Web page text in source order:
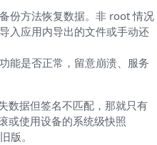
份方法恢复数据。非 root 情况
入应用内导出的文件或手动还
能是否正常，留意崩溃、服务
数据但签名不匹配，那就只有
或使用设备的系统级快照
版。